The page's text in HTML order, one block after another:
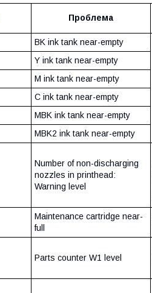
Проблема
BK ink tank near-empty
Y ink tank near-empty
M ink tank near-empty
C ink tank near-empty
MBK ink tank near-empty
MBK2 ink tank near-empty
Number of non-discharging
nozzles in printhead:
Warning level
Maintenance cartridge near-
full
Parts counter W1 level